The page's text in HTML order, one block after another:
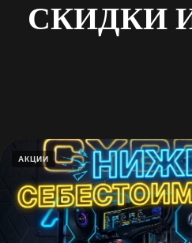
СКИДКИ
АКЦИИ